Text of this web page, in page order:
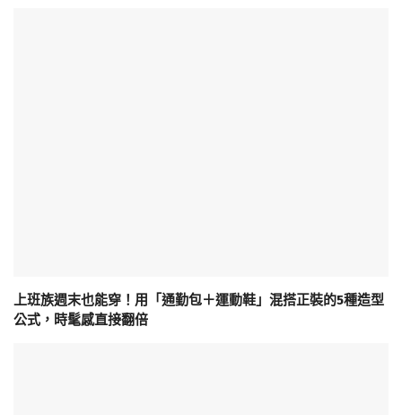
上班族週末也能穿！用「通勤包＋運動鞋」混搭正裝的5種造型
公式，時髦感直接翻倍